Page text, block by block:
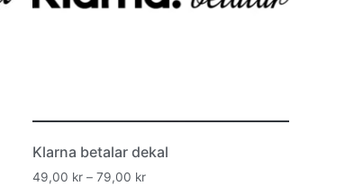
Klarna betalar dekal
49,00 kr – 79,00 kr